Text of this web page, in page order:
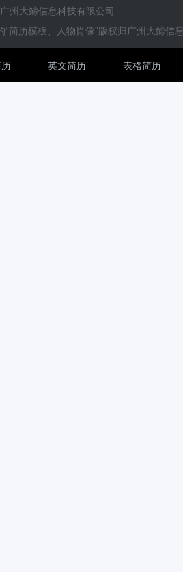
广州大鲸信息科技有限公司
“简历模板、人物肖像”版权归广州大鲸
英文简历 表格简历